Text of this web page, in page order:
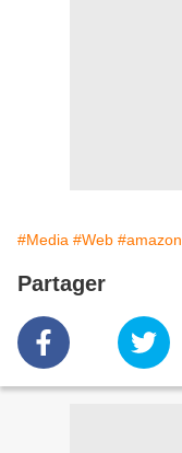
#Media #Web #amazon
Partager